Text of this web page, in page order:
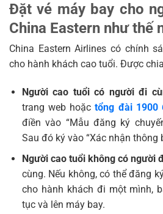
Đặt vé máy bay cho
China Eastern như thế
China Eastern Airlines có chính
cho hành khách cao tuổi. Được
Người cao tuổi có người đi
trang web hoặctổng đài 1900
điền vào “Mẫu đăng ký
Sau đó ký vào “Xác nhận thông
Người cao tuổi không có người
cùng. Nếu không, có thể đăng
cho hành khách đi một mình,
tục và lên máy bay.